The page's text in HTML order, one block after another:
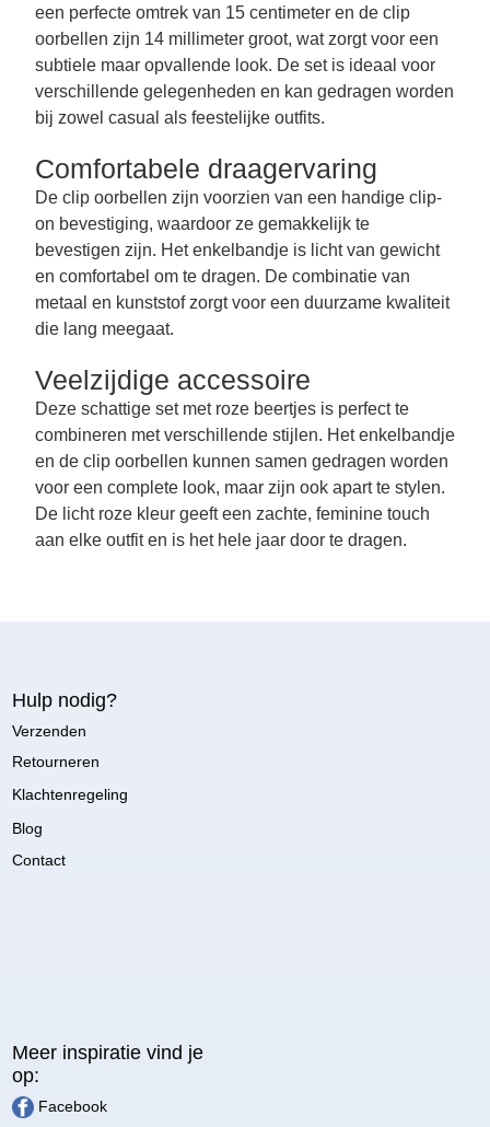
een perfecte omtrek van 15 centimeter en de clip
oorbellen zijn 14 millimeter groot, wat zorgt voor een
subtiele maar opvallende look. De set is ideaal voor
verschillende gelegenheden en kan gedragen worden
bij zowel casual als feestelijke outfits.
Comfortabele draagervaring
De clip oorbellen zijn voorzien van een handige clip-
on bevestiging, waardoor ze gemakkelijk te
bevestigen zijn. Het enkelbandje is licht van gewicht
en comfortabel om te dragen. De combinatie van
metaal en kunststof zorgt voor een duurzame kwaliteit
die lang meegaat.
Veelzijdige accessoire
Deze schattige set met roze beertjes is perfect te
combineren met verschillende stijlen. Het enkelbandje
en de clip oorbellen kunnen samen gedragen worden
voor een complete look, maar zijn ook apart te stylen.
De licht roze kleur geeft een zachte, feminine touch
aan elke outfit en is het hele jaar door te dragen.
Hulp nodig?
Verzenden
Retourneren
Klachtenregeling
Blog
Contact
Meer inspiratie vind je
op:
Facebook